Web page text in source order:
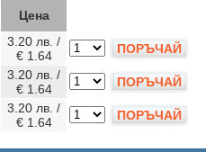
Цена
3.20 лв. /
€ 1.64
ПОРЪЧАЙ
3.20 лв. /
€ 1.64
ПОРЪЧАЙ
3.20 лв. /
€ 1.64
ПОРЪЧАЙ